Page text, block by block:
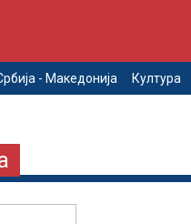
- Македонија Култура